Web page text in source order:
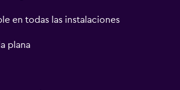
en todas las instalaciones
plana